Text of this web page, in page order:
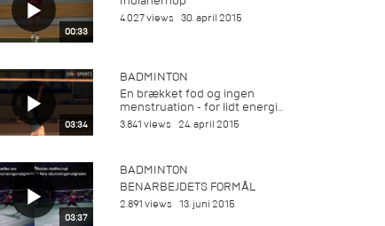
00:33
4.027 views 30. april 2015
03:34
BADMINTON
En brækket fod og ingen
menstruation - for lidt energi...
3.841 views 24. april 2015
03:37
BADMINTON
BENARBEJDETS FORMÅL
2.891 views 13. juni 2015